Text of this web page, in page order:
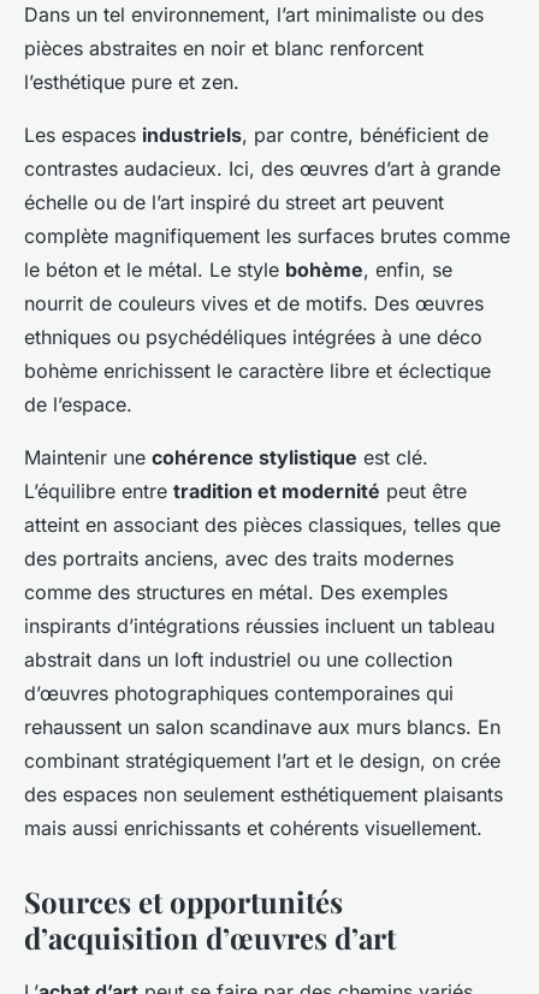
Dans un tel environnement, l’art minimaliste ou des
pièces abstraites en noir et blanc renforcent
l’esthétique pure et zen.
Les espaces industriels, par contre, bénéficient de
contrastes audacieux. Ici, des œuvres d’art à grande
échelle ou de l’art inspiré du street art peuvent
complète magnifiquement les surfaces brutes comme
le béton et le métal. Le style bohème, enfin, se
nourrit de couleurs vives et de motifs. Des œuvres
ethniques ou psychédéliques intégrées à une déco
bohème enrichissent le caractère libre et éclectique
de l’espace.
Maintenir une cohérence stylistique est clé.
L’équilibre entre tradition et modernité peut être
atteint en associant des pièces classiques, telles que
des portraits anciens, avec des traits modernes
comme des structures en métal. Des exemples
inspirants d’intégrations réussies incluent un tableau
abstrait dans un loft industriel ou une collection
d’œuvres photographiques contemporaines qui
rehaussent un salon scandinave aux murs blancs. En
combinant stratégiquement l’art et le design, on crée
des espaces non seulement esthétiquement plaisants
mais aussi enrichissants et cohérents visuellement.
Sources et opportunités
d’acquisition d’œuvres d’art